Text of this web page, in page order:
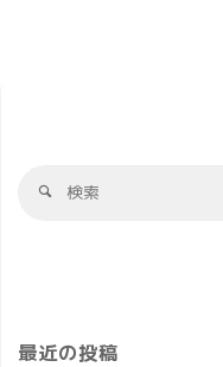
最近の投稿